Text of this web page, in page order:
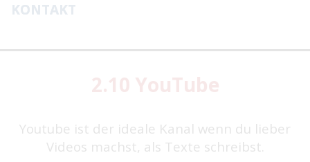
KONTAKT
Youtube ist der ideale Kanal wenn du lieber
Videos machst, als Texte schreibst.